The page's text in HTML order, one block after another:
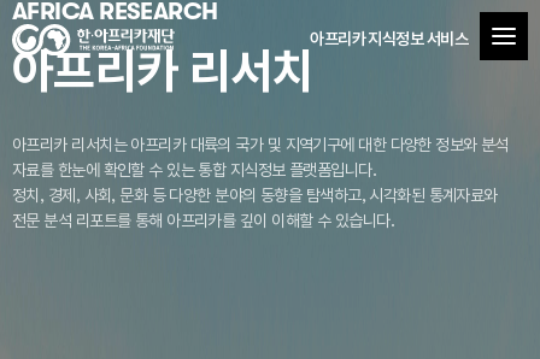
아프리카 지식정보 서비스
AFRICA RESEARCH
아프리카 리서치
아프리카 리서치는 아프리카 대륙의 국가 및 지역기구에 대한 다양한 정보와 분석
자료를 한눈에 확인할 수 있는 통합 지식정보 플랫폼입니다.
정치, 경제, 사회, 문화 등 다양한 분야의 동향을 탐색하고, 시각화된 통계자료와
전문 분석 리포트를 통해 아프리카를 깊이 이해할 수 있습니다.